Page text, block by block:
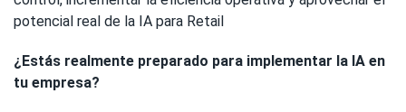
potencial real de la IA para Retail
¿Estás realmente preparado para implementar la IA en
tu empresa?